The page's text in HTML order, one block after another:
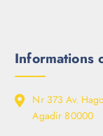
Informations
Nr 373 Av.
Agadir 80000